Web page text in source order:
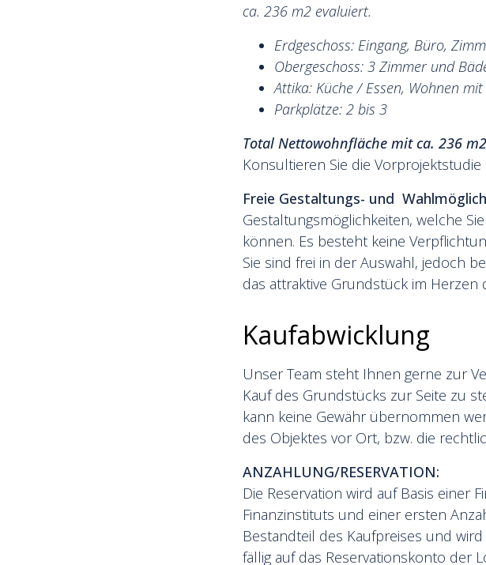
ca. 236 m2 evaluiert.
Erdgeschoss: Eingang, Büro,
Obergeschoss: 3 Zimmer und
Attika: Küche / Essen, Wohnen
Parkplätze: 2 bis 3
Total Nettowohnfläche mit ca. 236 m2
Konsultieren Sie die Vorprojektstudie
Freie Gestaltungs- und
Gestaltungsmöglichkeiten, welche
können. Es besteht keine
Sie sind frei in der Auswahl, jedoch
das attraktive Grundstück im
Kaufabwicklung
Unser Team steht Ihnen gerne zur
Kauf des Grundstücks zur Seite zu
kann keine Gewähr übernommen
des Objektes vor Ort, bzw. die
ANZAHLUNG/RESERVATION:
Die Reservation wird auf Basis einer
Finanzinstituts und einer ersten
Bestandteil des Kaufpreises und
fällig auf das Reservationskonto der